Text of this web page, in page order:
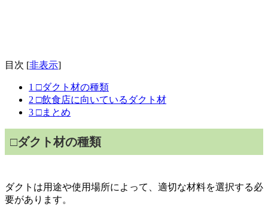
目次 [非表示]
1 □ダクト材の種類
2 □飲食店に向いているダクト材
3 □まとめ
□ダクト材の種類
ダクトは用途や使用場所によって、適切な材料を選択する必
要があります。